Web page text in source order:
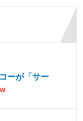
ーが「サー